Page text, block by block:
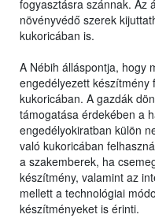
fogyasztásra szánnak. Az
növényvédő szerek
kukoricában is.
A Nébih álláspontja, hogy
engedélyezett készítmény
kukoricában. A gazdák
támogatása érdekében a
engedélyokiratban külön
való kukoricában
a szakemberek, ha
készítmény, valamint az
mellett a technológiai
készítményeket is érinti.